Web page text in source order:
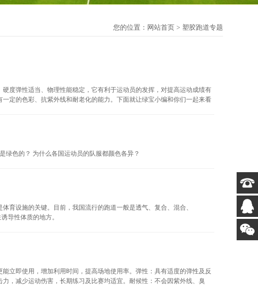
您的位置： 网站首页 > 塑胶跑道专题
度弹性适当、物理性能稳定，它有利于运动员的发挥，对提高运动成绩有
定的色彩、抗紫外线和耐老化的能力。下面就让绿宝小编和你们一起来看
绿色的？ 为什么各国运动员的队服都颜色各异？
育设施的关键。目前，我国流行的跑道一般是透气、复合、混合、
导性体质的地方。
立即使用，增加利用时间，提高场地使用率。弹性：具有适度的弹性及反
，减少运动伤害，长期练习及比赛均适宜。耐候性：不会因紫外线、臭